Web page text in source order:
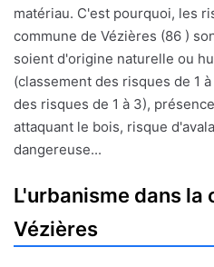
matériau. C'est pourquoi, les
commune de Vézières (86 )
soient d'origine naturelle ou
(classement des risques de 1 à
des risques de 1 à 3),
attaquant le bois, risque
dangereuse...
L'urbanisme dans la
Vézières